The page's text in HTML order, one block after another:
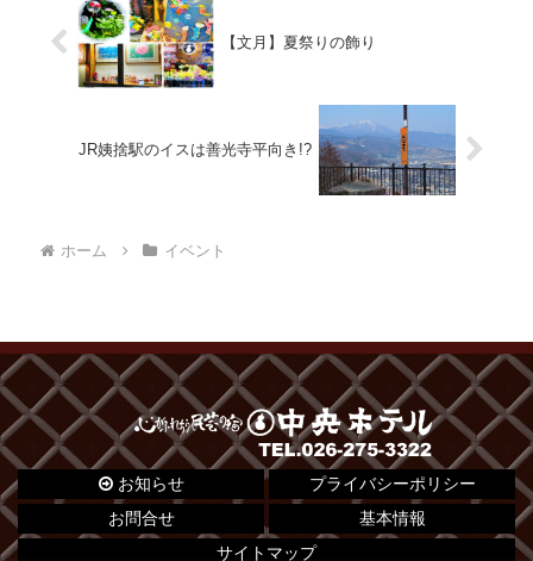
【文月】夏祭りの飾り
JR姨捨駅のイスは善光寺平向き!?
ホーム イベント
お知らせ
プライバシーポリシー
お問合せ
基本情報
サイトマップ